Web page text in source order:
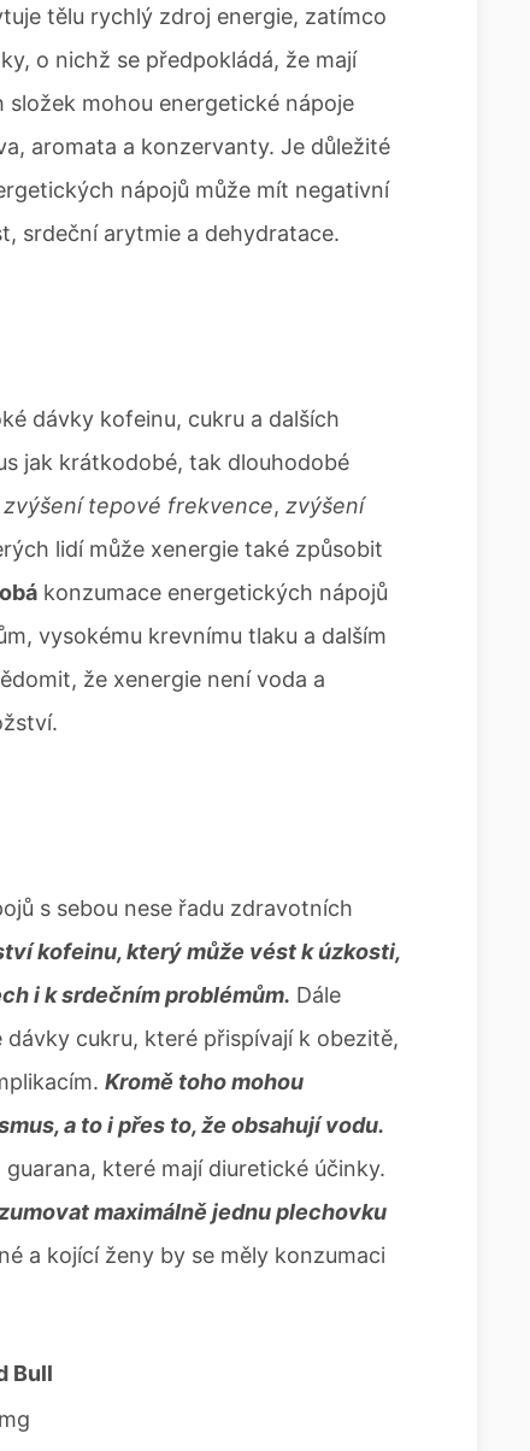
tělu rychlý zdroj energie, zatímco
o nichž se předpokládá, že mají
mohou energetické nápoje
aromata a konzervanty. Je důležité
nápojů může mít negativní
srdeční arytmie a dehydratace.
dávky kofeinu, cukru a dalších
jak krátkodobé, tak dlouhodobé
zvýšení tepové frekvence, zvýšení
lidí může xenergie také způsobit
konzumace energetických nápojů
vysokému krevnímu tlaku a dalším
že xenergie není voda a
s sebou nese řadu zdravotních
kofeinu, který může vést k úzkosti,
i k srdečním problémům. Dále
cukru, které přispívají k obezitě,
Kromě toho mohou
a to i přes to, že obsahují vodu.
které mají diuretické účinky.
maximálně jednu plechovku
a kojící ženy by se měly konzumaci
Bull